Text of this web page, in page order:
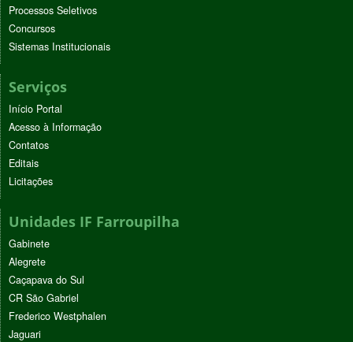
Processos Seletivos
Concursos
Sistemas Institucionais
Serviços
Início Portal
Acesso à Informação
Contatos
Editais
Licitações
Unidades IF Farroupilha
Gabinete
Alegrete
Caçapava do Sul
CR São Gabriel
Frederico Westphalen
Jaguari